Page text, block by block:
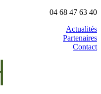
04 68 47 63 40
Actualités
Partenaires
Contact